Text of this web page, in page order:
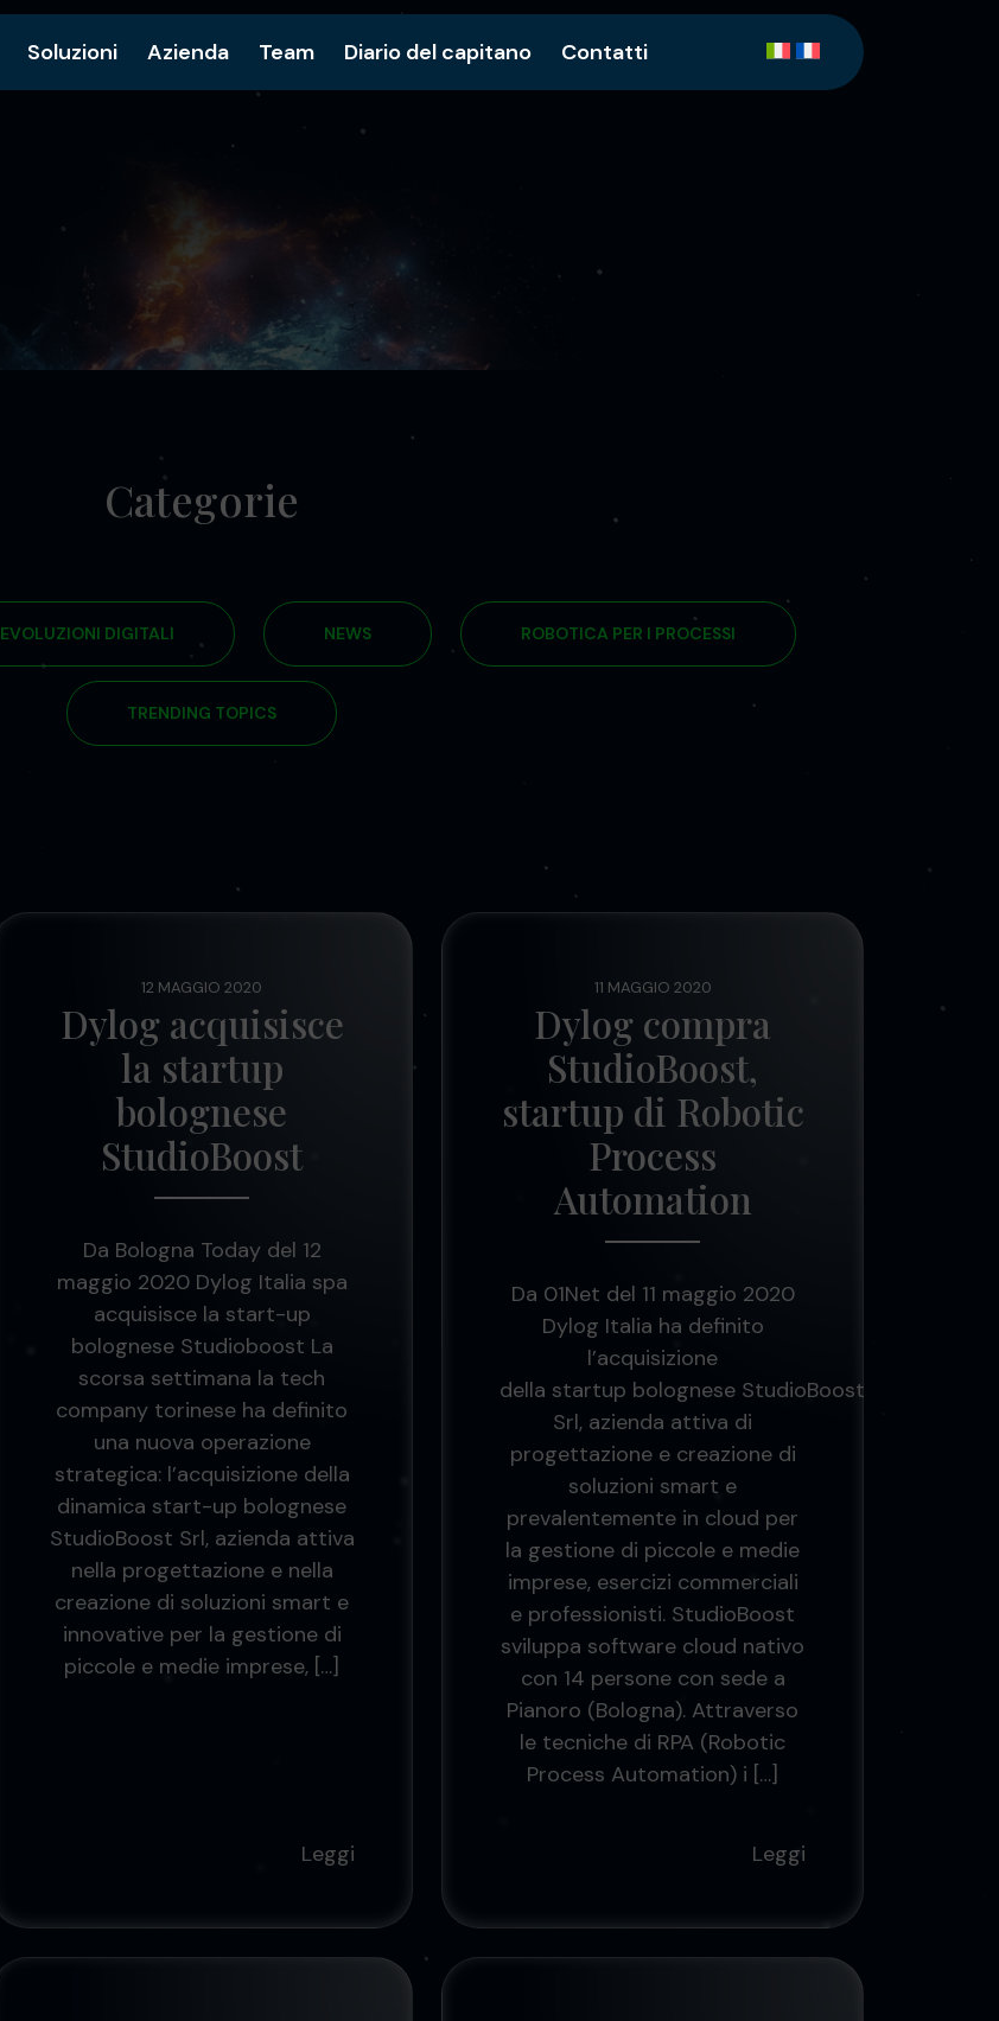
Soluzioni Azienda Team Diario del capitano Contatti
Categorie
EVOLUZIONI DIGITALI NEWS ROBOTICA PER I PROCESSI
TRENDING TOPICS
12 MAGGIO 2020
Dylog acquisisce
la startup
bolognese
StudioBoost
Da Bologna Today del 12
maggio 2020 Dylog Italia spa
acquisisce la start-up
bolognese Studioboost La
scorsa settimana la tech
company torinese ha definito
una nuova operazione
strategica: l’acquisizione della
dinamica start-up bolognese
StudioBoost Srl, azienda attiva
nella progettazione e nella
creazione di soluzioni smart e
innovative per la gestione di
piccole e medie imprese, […]
Leggi
11 MAGGIO 2020
Dylog compra
StudioBoost,
startup di Robotic
Process
Automation
Da 01Net del 11 maggio 2020
Dylog Italia ha definito
l’acquisizione
della startup bolognese StudioBoost
Srl, azienda attiva di
progettazione e creazione di
soluzioni smart e
prevalentemente in cloud per
la gestione di piccole e medie
imprese, esercizi commerciali
e professionisti. StudioBoost
sviluppa software cloud nativo
con 14 persone con sede a
Pianoro (Bologna). Attraverso
le tecniche di RPA (Robotic
Process Automation) i […]
Leggi